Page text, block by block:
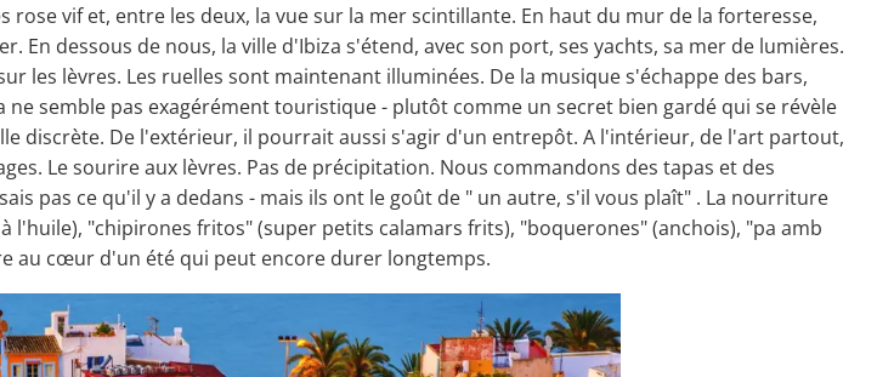
vif et, entre les deux, la vue sur la mer scintillante. En haut du mur de la forteresse,
En dessous de nous, la ville d'Ibiza s'étend, avec son port, ses yachts, sa mer de lumières.
les lèvres. Les ruelles sont maintenant illuminées. De la musique s'échappe des bars,
semble pas exagérément touristique - plutôt comme un secret bien gardé qui se révèle
discrète. De l'extérieur, il pourrait aussi s'agir d'un entrepôt. A l'intérieur, de l'art partout,
Le sourire aux lèvres. Pas de précipitation. Nous commandons des tapas et des
pas ce qu'il y a dedans - mais ils ont le goût de " un autre, s'il vous plaît" . La nourriture
l'huile), "chipirones fritos" (super petits calamars frits), "boquerones" (anchois), "pa amb
au cœur d'un été qui peut encore durer longtemps.